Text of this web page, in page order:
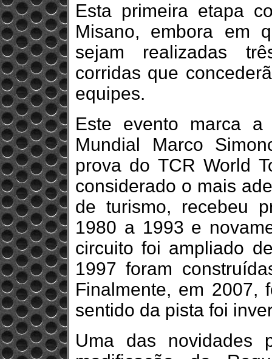
Esta primeira etapa
Misano, embora em
sejam realizadas
corridas que
equipes.
Este evento marca
Mundial Marco
prova do TCR World
considerado o mais
de turismo, recebeu
1980 a 1993 e
circuito foi ampliado
1997 foram
Finalmente, em 2007,
sentido da pista foi
Uma das novidades